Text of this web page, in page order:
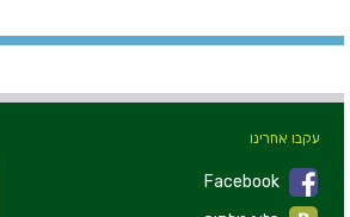
עקבו אחרינו
Facebook